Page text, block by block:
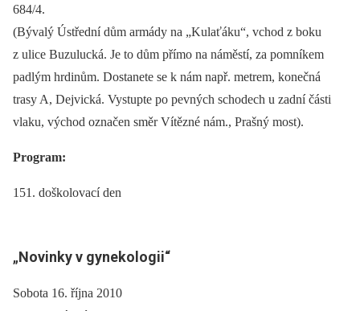
684/4.
(Bývalý Ústřední dům armády na „Kulaťáku“, vchod z boku
z ulice Buzulucká. Je to dům přímo na náměstí, za pomníkem
padlým hrdinům. Dostanete se k nám např. metrem, konečná
trasy A, Dejvická. Vystupte po pevných schodech u zadní části
vlaku, východ označen směr Vítězné nám., Prašný most).
Program:
151. doškolovací den
„Novinky v gynekologii“
Sobota 16. října 2010